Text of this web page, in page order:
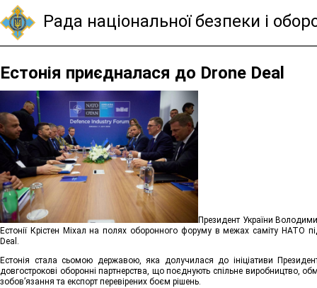
Рада національної безпеки і
Естонія приєдналася до Drone Deal
Президент України
Естонії Крістен Міхал на полях оборонного форуму в межах саміту НАТО
Deal.
Естонія стала сьомою державою, яка долучилася до ініціативи
довгострокові оборонні партнерства, що поєднують спільне виробництво,
зобов’язання та експорт перевірених боєм рішень.